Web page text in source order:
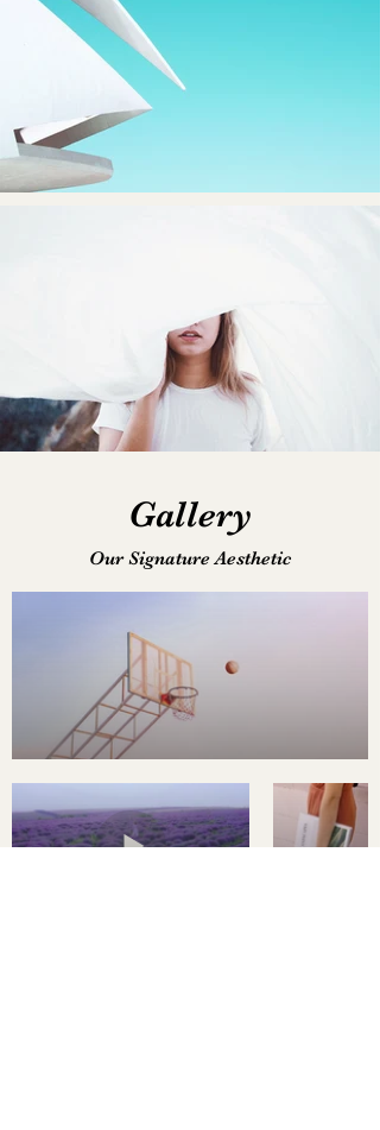
Gallery
Our Signature Aesthetic